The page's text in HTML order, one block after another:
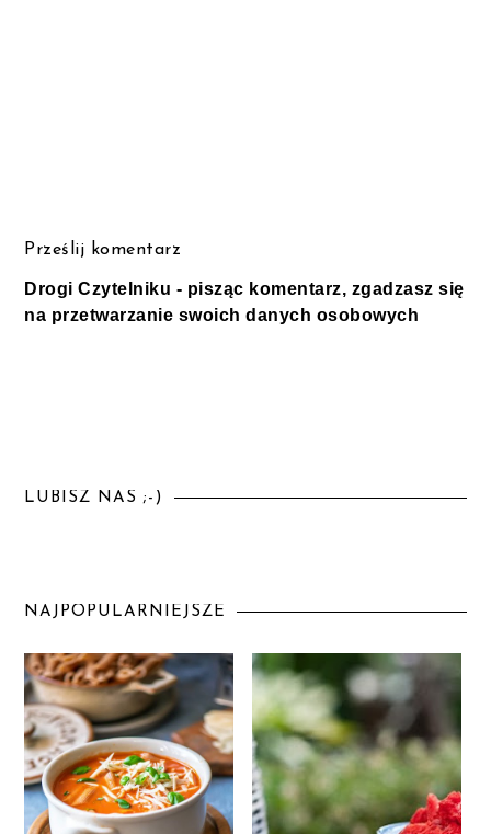
Prześlij komentarz
Drogi Czytelniku - pisząc komentarz, zgadzasz się
na przetwarzanie swoich danych osobowych
LUBISZ NAS ;-)
NAJPOPULARNIEJSZE